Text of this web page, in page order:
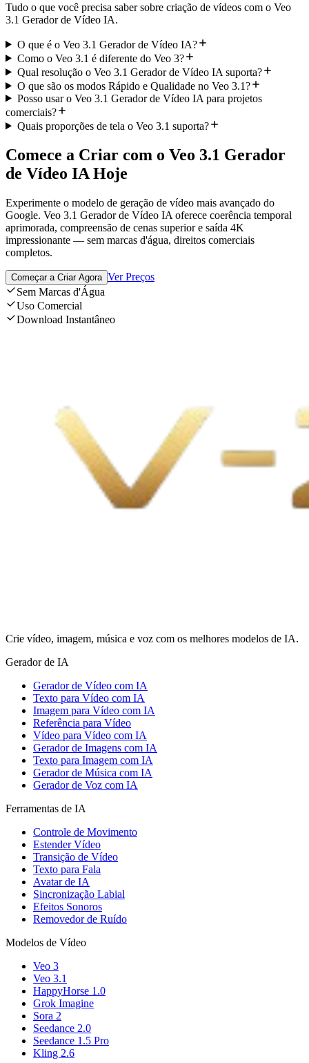
Tudo o que você precisa saber sobre criação de vídeos com o Veo
3.1 Gerador de Vídeo IA.
O que é o Veo 3.1 Gerador de Vídeo IA?
Como o Veo 3.1 é diferente do Veo 3?
Qual resolução o Veo 3.1 Gerador de Vídeo IA suporta?
O que são os modos Rápido e Qualidade no Veo 3.1?
Posso usar o Veo 3.1 Gerador de Vídeo IA para projetos
comerciais?
Quais proporções de tela o Veo 3.1 suporta?
Comece a Criar com o Veo 3.1 Gerador
de Vídeo IA Hoje
Experimente o modelo de geração de vídeo mais avançado do
Google. Veo 3.1 Gerador de Vídeo IA oferece coerência temporal
aprimorada, compreensão de cenas superior e saída 4K
impressionante — sem marcas d'água, direitos comerciais
completos.
Começar a Criar Agora Ver Preços
Sem Marcas d'Água
Uso Comercial
Download Instantâneo
Crie vídeo, imagem, música e voz com os melhores modelos de IA.
Gerador de IA
Gerador de Vídeo com IA
Texto para Vídeo com IA
Imagem para Vídeo com IA
Referência para Vídeo
Vídeo para Vídeo com IA
Gerador de Imagens com IA
Texto para Imagem com IA
Gerador de Música com IA
Gerador de Voz com IA
Ferramentas de IA
Controle de Movimento
Estender Vídeo
Transição de Vídeo
Texto para Fala
Avatar de IA
Sincronização Labial
Efeitos Sonoros
Removedor de Ruído
Modelos de Vídeo
Veo 3
Veo 3.1
HappyHorse 1.0
Grok Imagine
Sora 2
Seedance 2.0
Seedance 1.5 Pro
Kling 2.6